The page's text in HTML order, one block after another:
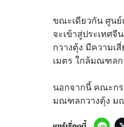
ขณะเดียวกัน ศูนย์
จะเข้าสู่ประเทศ
กวางตุ้ง มีความเ
เมตร ใกล้มณฑลก
นอกจากนี้ คณะกร
มณฑลกวางตุ้ง ม